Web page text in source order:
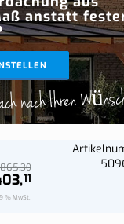
anstatt
nach Ihren
11
30
% MwSt.